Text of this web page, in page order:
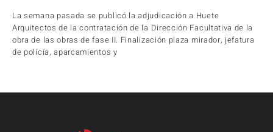
La semana pasada se publicó la adjudicación a Huete
Arquitectos de la contratación de la Dirección Facultativa de la
obra de las obras de fase II. Finalización plaza mirador, jefatura
de policía, aparcamientos y